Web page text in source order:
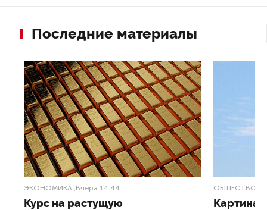
Последние материалы
ЭКОНОМИКА ,Вчера 14:44
Курс на растущую
ОБЩЕСТВО
Картина